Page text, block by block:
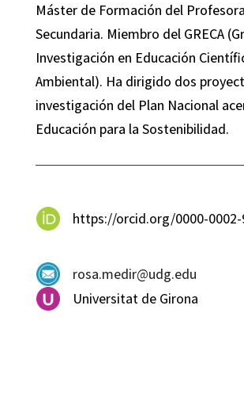
Máster de Formación del
Secundaria. Miembro del GRECA
Investigación en Educación
Ambiental). Ha dirigido dos
investigación del Plan Nacional
Educación para la Sostenibilidad.
https://orcid.org/0000-0002-
rosa.medir@udg.edu
Universitat de Girona